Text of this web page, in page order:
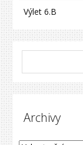
Výlet 6.B
Archivy